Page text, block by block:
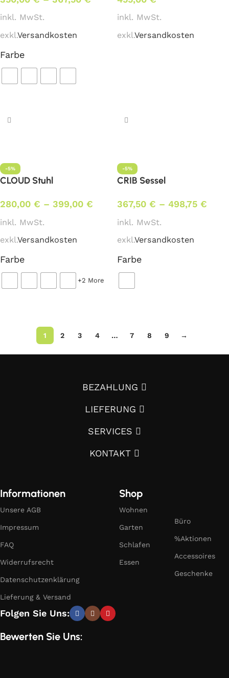
inkl. MwSt.
exkl.Versandkosten
Farbe
inkl. MwSt.
exkl.Versandkosten
-5%
CLOUD Stuhl
280,00 € – 399,00 €
inkl. MwSt.
exkl.Versandkosten
Farbe
+2 More
-5%
CRIB Sessel
367,50 € – 498,75 €
inkl. MwSt.
exkl.Versandkosten
Farbe
1 2 3 4 … 7 8 9 →
BEZAHLUNG
LIEFERUNG
SERVICES
KONTAKT
Informationen
Unsere AGB
Impressum
FAQ
Widerrufsrecht
Datenschutzenklärung
Lieferung & Versand
Shop
Wohnen
Garten
Schlafen
Essen
Büro
%Aktionen
Accessoires
Geschenke
Folgen Sie Uns:
Bewerten Sie Uns: